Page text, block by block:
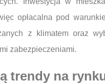
opłacalna pod
z klimatem oraz
zabezpieczeniami.
trendy na